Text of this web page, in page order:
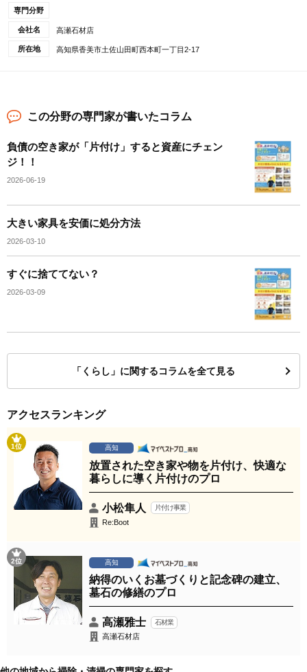
専門分野
会社名 高瀬石材店
所在地 高知県香美市土佐山田町西本町一丁目2-17
この分野の専門家が書いたコラム
負債の空き家が「片付け」すると資産にチェン
ジ！！
2026-06-19
大きい家具を安価に処分方法
2026-03-10
すぐに捨ててない？
2026-03-09
「くらし」に関するコラムを全て見る
アクセスランキング
1位 高知
放置された空き家や物を片付け、快適な
暮らしに導く片付けのプロ
小松隼人 片付け事業
Re:Boot
2位 高知
納得のいくお墓づくりと記念碑の建立、
墓石の修繕のプロ
高瀬雅士 石材業
高瀬石材店